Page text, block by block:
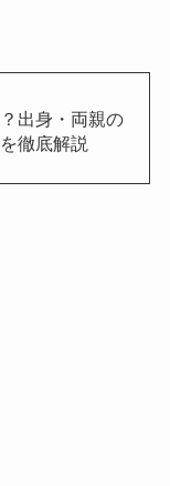
出身・両親の
徹底解説